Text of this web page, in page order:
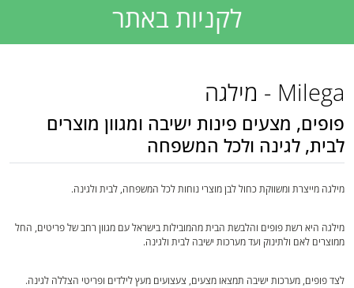
לקניות באתר
Milega - מילגה
פופים, מצעים פינות ישיבה ומגוון מוצרים
לבית, לגינה ולכל המשפחה
מילגה מייצרת ומשווקת כחול לבן מוצרי נוחות לכל המשפחה, לבית ולגינה.
מילגה היא רשת פופים והלבשת הבית מהמובילות בישראל עם מגוון רחב של פריטים, החל
ממוצרים לאם ולתינוק ועד מערכות ישיבה לבית ולגינה.
לצד פופים, מערכות ישיבה תמצאו מצעים, צעצועים מעץ לילדים ופריטי הצללה לגינה.